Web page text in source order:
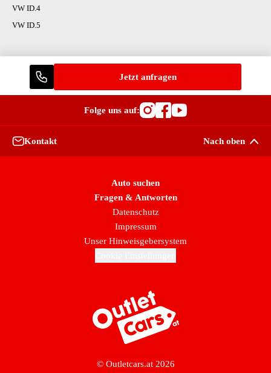
VW ID.4
VW ID.5
Jetzt anfragen
Folge uns auf:
Besuche
Besuche
Besuche
Kontakt Nach oben
Auto suchen
Fragen & Antworten
Datenschutz
Impressum
Unser Hinweisgebersystem
Zur Startseite
© Outletcars.at 2026